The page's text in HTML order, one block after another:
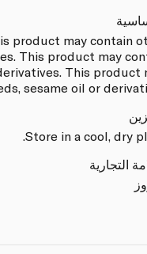
product may contain
This product may
This product
sesame oil or
Store in a cool, dry
التجارية